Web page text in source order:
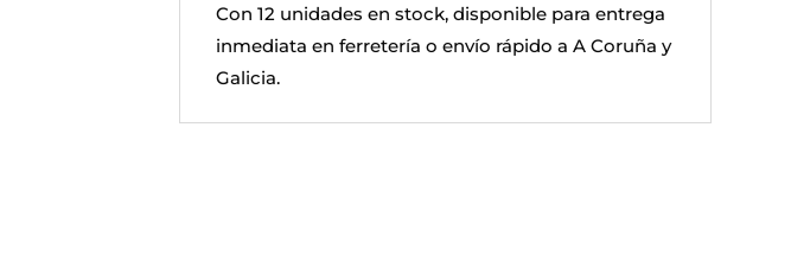
Con 12 unidades en stock, disponible para entrega
inmediata en ferretería o envío rápido a A Coruña y
Galicia.